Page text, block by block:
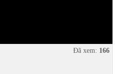
Đã xem: 166